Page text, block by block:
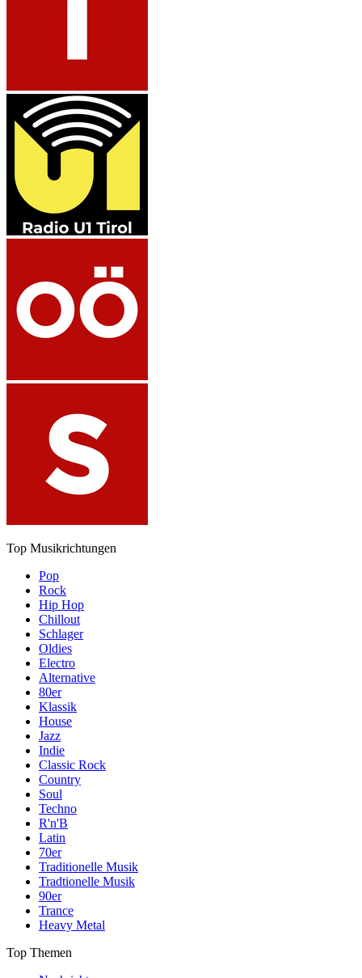
Top Musikrichtungen
Pop
Rock
Hip Hop
Chillout
Schlager
Oldies
Electro
Alternative
80er
Klassik
House
Jazz
Indie
Classic Rock
Country
Soul
Techno
R'n'B
Latin
70er
Traditionelle Musik
Tradtionelle Musik
90er
Trance
Heavy Metal
Top Themen